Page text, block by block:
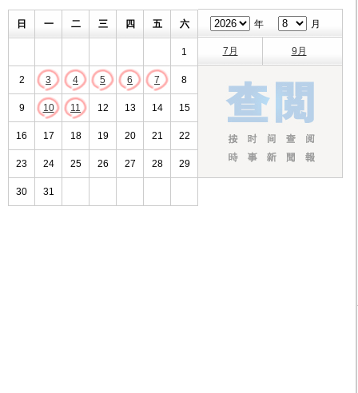
日 一 二 三 四 五 六
1
2 3 4 5 6 7 8
9 10 11 12 13 14 15
16 17 18 19 20 21 22
23 24 25 26 27 28 29
30 31
年 月
7月 9月